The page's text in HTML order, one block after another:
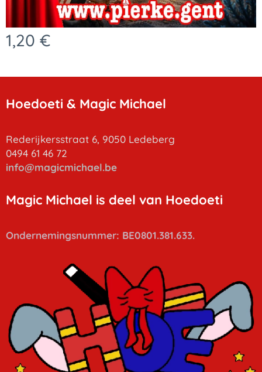
1,20 €
Hoedoeti & Magic Michael
Rederijkersstraat 6, 9050 Ledeberg
0494 61 46 72
info@magicmichael.be
Magic Michael is deel van Hoedoeti
Ondernemingsnummer: BE0801.381.633.